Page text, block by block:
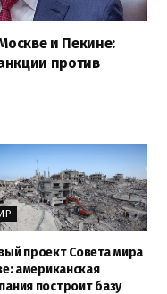
и Пекине:
против
проект Совета мира
американская
построит базу